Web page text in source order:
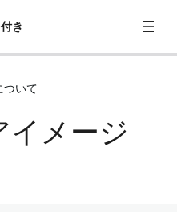
き
勉強の仕方
の単語について
ついて
イメージ